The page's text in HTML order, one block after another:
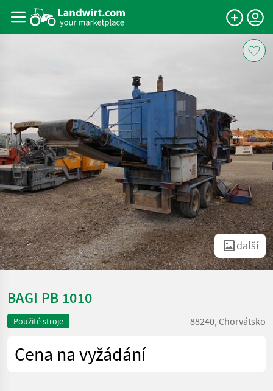
další
BAGI PB 1010
Použité stroje 88240, Chorvátsko
Cena na vyžádání